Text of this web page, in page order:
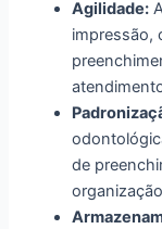
Agilidade:
impressão,
de